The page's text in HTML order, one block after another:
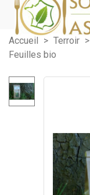
Accueil > Terroir >
Feuilles bio